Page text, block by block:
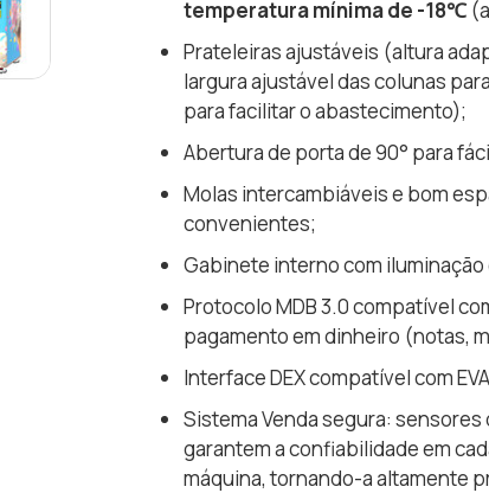
temperatura mínima de -18℃
Prateleiras ajustáveis (altura
largura ajustável das colunas
para facilitar o abastecimento);
Abertura de porta de 90° para
Molas intercambiáveis e bom
convenientes;
Gabinete interno com
Protocolo MDB 3.0 compatível
pagamento em dinheiro (notas,
Interface DEX compatível com
Sistema Venda segura:
garantem a confiabilidade em
máquina, tornando-a altamente